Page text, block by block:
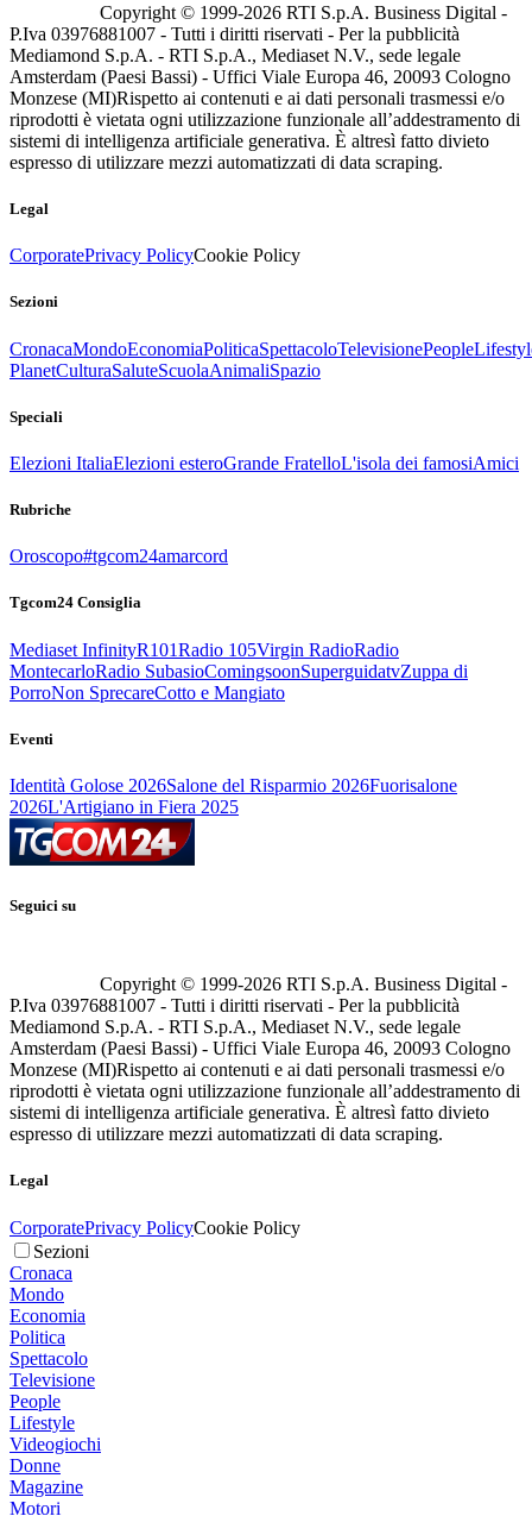
Copyright © 1999-2026 RTI S.p.A. Business Digital -
P.Iva 03976881007 - Tutti i diritti riservati - Per la pubblicità
Mediamond S.p.A. - RTI S.p.A., Mediaset N.V., sede legale
Amsterdam (Paesi Bassi) - Uffici Viale Europa 46, 20093 Cologno
Monzese (MI)Rispetto ai contenuti e ai dati personali trasmessi e/o
riprodotti è vietata ogni utilizzazione funzionale all’addestramento di
sistemi di intelligenza artificiale generativa. È altresì fatto divieto
espresso di utilizzare mezzi automatizzati di data scraping.
Legal
CorporatePrivacy PolicyCookie Policy
Sezioni
CronacaMondoEconomiaPoliticaSpettacoloTelevisionePeople
PlanetCulturaSaluteScuolaAnimaliSpazio
Speciali
Elezioni ItaliaElezioni esteroGrande FratelloL'isola dei famosiAmici
Rubriche
Oroscopo#tgcom24amarcord
Tgcom24 Consiglia
Mediaset InfinityR101Radio 105Virgin RadioRadio
MontecarloRadio SubasioComingsoonSuperguidatvZuppa di
PorroNon SprecareCotto e Mangiato
Eventi
Identità Golose 2026Salone del Risparmio 2026Fuorisalone
2026L'Artigiano in Fiera 2025
Seguici su
Copyright © 1999-2026 RTI S.p.A. Business Digital -
P.Iva 03976881007 - Tutti i diritti riservati - Per la pubblicità
Mediamond S.p.A. - RTI S.p.A., Mediaset N.V., sede legale
Amsterdam (Paesi Bassi) - Uffici Viale Europa 46, 20093 Cologno
Monzese (MI)Rispetto ai contenuti e ai dati personali trasmessi e/o
riprodotti è vietata ogni utilizzazione funzionale all’addestramento di
sistemi di intelligenza artificiale generativa. È altresì fatto divieto
espresso di utilizzare mezzi automatizzati di data scraping.
Legal
CorporatePrivacy PolicyCookie Policy
Sezioni
Cronaca
Mondo
Economia
Politica
Spettacolo
Televisione
People
Lifestyle
Videogiochi
Donne
Magazine
Motori